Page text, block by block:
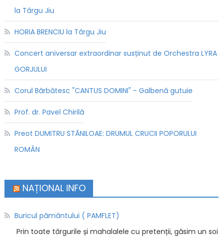
la Târgu Jiu
HORIA BRENCIU la Târgu Jiu
Concert aniversar extraordinar susținut de Orchestra LYRA
GORJULUI
Corul Bărbătesc "CANTUS DOMINI" - Galbenă gutuie
Prof. dr. Pavel Chirilă
Preot DUMITRU STĂNILOAE: DRUMUL CRUCII POPORULUI
ROMÂN
NAȚIONAL INFO
Buricul pământului ( PAMFLET)
Prin toate târgurile și mahalalele cu pretenții, găsim un soi